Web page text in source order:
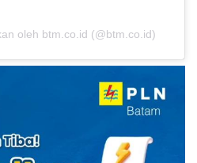
oleh btm.co.id (@btm.co.id)